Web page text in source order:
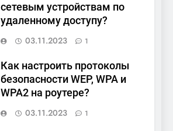
сетевым устройствам по
удаленному доступу?
03.11.2023
1
Как настроить протоколы
безопасности WEP, WPA и
WPA2 на роутере?
03.11.2023
1